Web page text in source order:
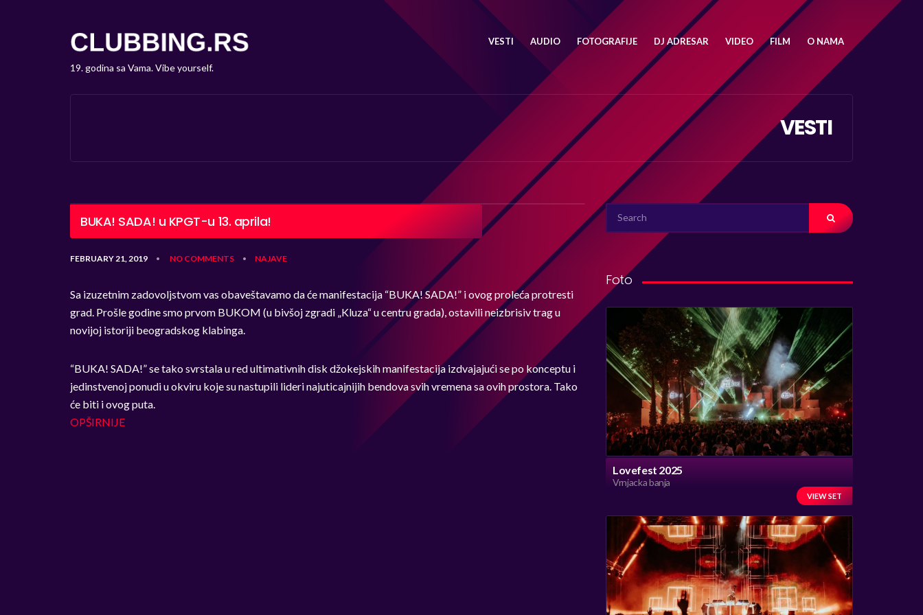
19. godina sa Vama. Vibe yourself.
VESTI AUDIO FOTOGRAFIJE DJ ADRESAR VIDEO FILM O NAMA
VESTI
BUKA! SADA! u KPGT-u 13. aprila!
FEBRUARY 21, 2019 • NO COMMENTS • NAJAVE
Sa izuzetnim zadovoljstvom vas obaveštavamo da će manifestacija “BUKA! SADA!” i ovog proleća protresti
grad. Prošle godine smo prvom BUKOM (u bivšoj zgradi „Kluza“ u centru grada), ostavili neizbrisiv trag u
novijoj istoriji beogradskog klabinga.
“BUKA! SADA!” se tako svrstala u red ultimativnih disk džokejskih manifestacija izdvajajući se po konceptu i
jedinstvenoj ponudi u okviru koje su nastupili lideri najuticajnijih bendova svih vremena sa ovih prostora. Tako
će biti i ovog puta.
OPŠIRNIJE
SEARCH
FOR:
Foto
Lovefest 2025
Vrnjacka banja
VIEW SET